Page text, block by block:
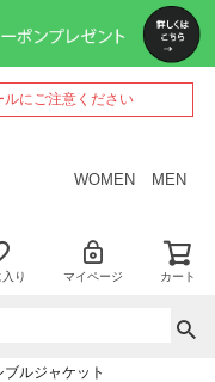
にご注意ください
WOMEN MEN
り マイページ カート
ブルジャケット